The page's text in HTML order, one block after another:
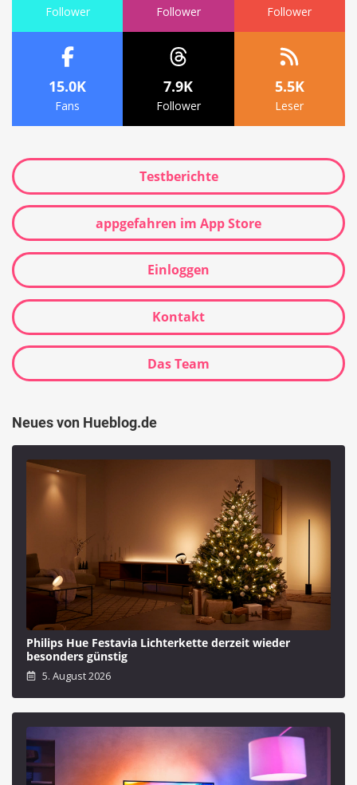
Follower Follower Follower
15.0K
Fans
7.9K
Follower
5.5K
Leser
Testberichte
appgefahren im App Store
Einloggen
Kontakt
Das Team
Neues von Hueblog.de
Philips Hue Festavia Lichterkette derzeit wieder
besonders günstig
5. August 2026